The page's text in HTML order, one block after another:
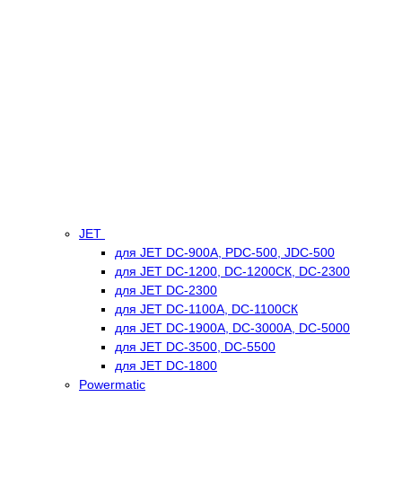
JET
для JET DC-900А, PDC-500, JDC-500
для JET DC-1200, DC-1200СК, DC-2300
для JET DC-2300
для JET DC-1100А, DC-1100СК
для JET DC-1900А, DC-3000A, DC-5000
для JET DC-3500, DC-5500
для JET DC-1800
Powermatic